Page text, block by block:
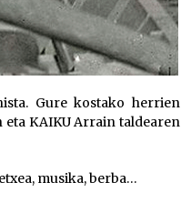
Gure kostako herrien
KAIKU Arrain taldearen
musika, berba…